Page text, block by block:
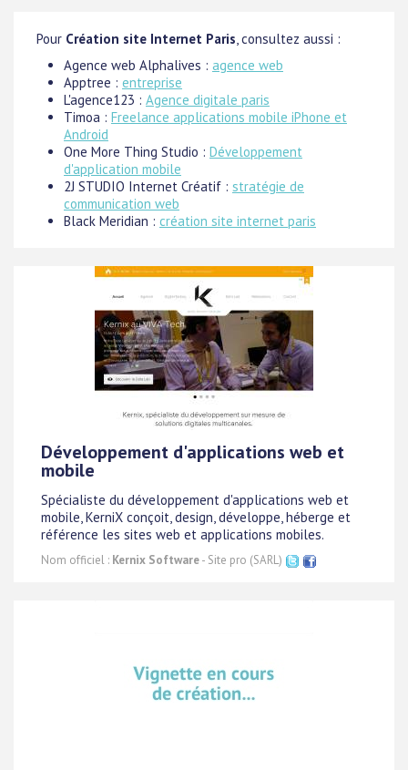
Pour Création site Internet Paris, consultez aussi :
Agence web Alphalives : agence web
Apptree : entreprise
L'agence123 : Agence digitale paris
Timoa : Freelance applications mobile iPhone et
Android
One More Thing Studio : Développement
d'application mobile
2J STUDIO Internet Créatif : stratégie de
communication web
Black Meridian : création site internet paris
Développement d'applications web et
mobile
Spécialiste du développement d'applications web et
mobile, KerniX conçoit, design, développe, héberge et
référence les sites web et applications mobiles.
Nom officiel : Kernix Software- Site pro (SARL)